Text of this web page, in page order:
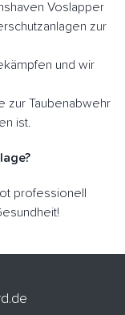
Voslapper
zur
und wir
zur Taubenabwehr
ist.
professionell